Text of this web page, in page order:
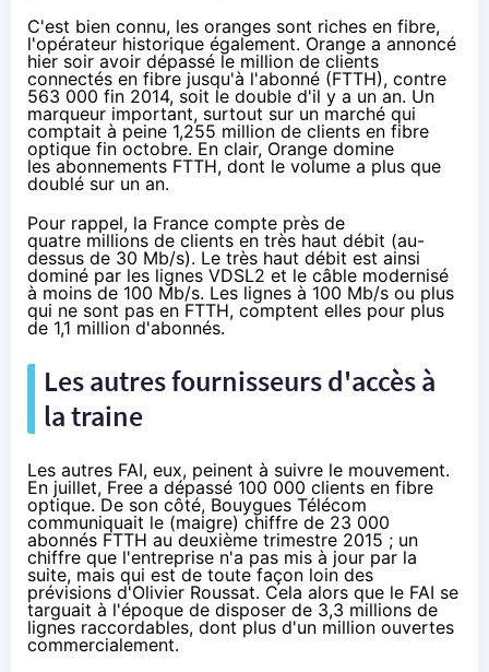
C'est bien connu, les oranges sont riches en fibre,
l'opérateur historique également. Orange a annoncé
hier soir avoir dépassé le million de clients
connectés en fibre jusqu'à l'abonné (FTTH), contre
563 000 fin 2014, soit le double d'il y a un an. Un
marqueur important, surtout sur un marché qui
comptait à peine 1,255 million de clients en fibre
optique fin octobre. En clair, Orange domine
les abonnements FTTH, dont le volume a plus que
doublé sur un an.
Pour rappel, la France compte près de
quatre millions de clients en très haut débit (au-
dessus de 30 Mb/s). Le très haut débit est ainsi
dominé par les lignes VDSL2 et le câble modernisé
à moins de 100 Mb/s. Les lignes à 100 Mb/s ou plus
qui ne sont pas en FTTH, comptent elles pour plus
de 1,1 million d'abonnés.
Les autres fournisseurs d'accès à
la traine
Les autres FAI, eux, peinent à suivre le mouvement.
En juillet, Free a dépassé 100 000 clients en fibre
optique. De son côté, Bouygues Télécom
communiquait le (maigre) chiffre de 23 000
abonnés FTTH au deuxième trimestre 2015 ; un
chiffre que l'entreprise n'a pas mis à jour par la
suite, mais qui est de toute façon loin des
prévisions d'Olivier Roussat. Cela alors que le FAI se
targuait à l'époque de disposer de 3,3 millions de
lignes raccordables, dont plus d'un million ouvertes
commercialement.